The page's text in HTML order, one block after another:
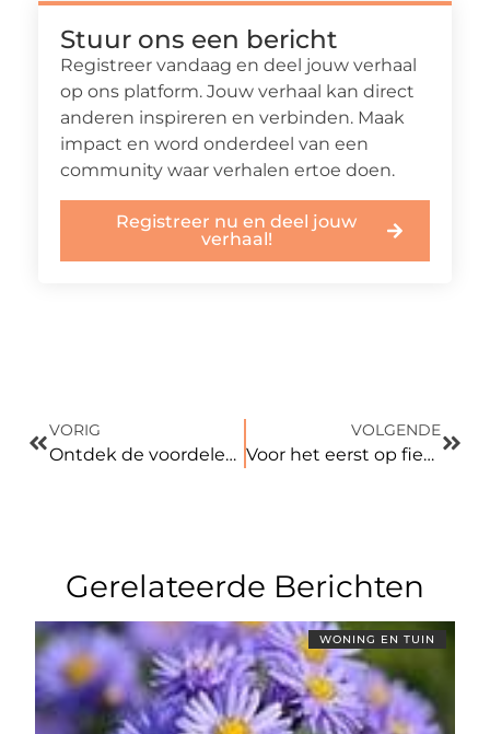
Stuur ons een bericht
Registreer vandaag en deel jouw verhaal
op ons platform. Jouw verhaal kan direct
anderen inspireren en verbinden. Maak
impact en word onderdeel van een
community waar verhalen ertoe doen.
Registreer nu en deel jouw
verhaal!
VORIG
Ontdek de voordelen van een sandwichpaneel voor je dak
VOLGENDE
Voor het eerst op fietsvakantie? Zo bereid je je voor!
Gerelateerde Berichten
WONING EN TUIN